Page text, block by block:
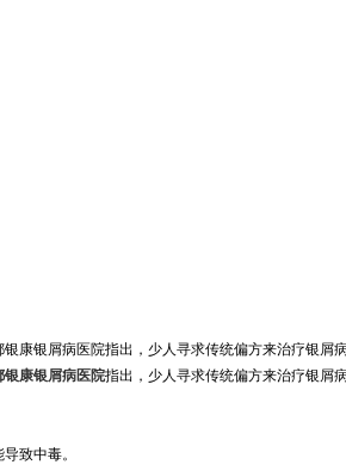
康银屑病医院指出，少人寻求传统偏方来治疗银屑
银康银屑病医院指出，少人寻求传统偏方来治疗银屑
致中毒。